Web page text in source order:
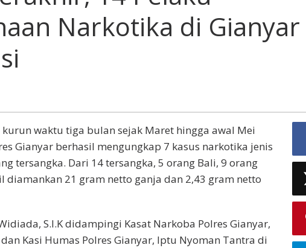
Narkotika di Gianyar
kurun waktu tiga bulan sejak Maret hingga awal Mei
Gianyar berhasil mengungkap 7 kasus narkotika jenis
tersangka. Dari 14 tersangka, 5 orang Bali, 9 orang
diamankan 21 gram netto ganja dan 2,43 gram netto
S.I.K didampingi Kasat Narkoba Polres Gianyar,
Kasi Humas Polres Gianyar, Iptu Nyoman Tantra di